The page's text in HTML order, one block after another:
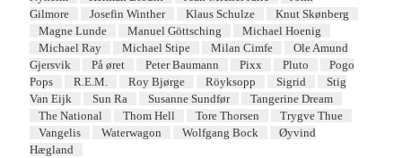
Gilmore
Josefin Winther Klaus Schulze
Knut Skønberg
Magne Lunde
Manuel Göttsching
Michael Hoenig
Michael Ray
Michael Stipe Milan Cimfe
Ole Amund
Gjersvik
På øret Peter Baumann Pixx Pluto
Pogo
Pops
R.E.M. Roy Bjørge Röyksopp Sigrid
Stig
Van Eijk
Sun Ra Susanne Sundfør
Tangerine Dream
The National
Thom Hell Tore Thorsen
Trygve Thue
Vangelis
Waterwagon Wolfgang Bock
Øyvind
Hægland